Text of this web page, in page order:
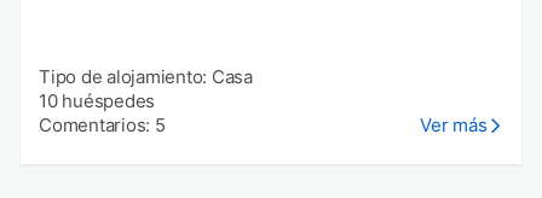
Tipo de alojamiento: Casa
10 huéspedes
Comentarios: 5
Ver más